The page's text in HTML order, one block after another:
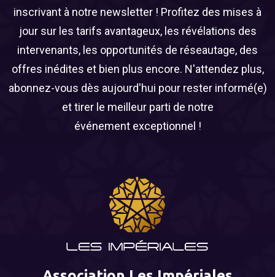
inscrivant à notre newsletter ! Profitez des mises à
jour sur les tarifs avantageux, les révélations des
intervenants, les opportunités de réseautage, des
offres inédites et bien plus encore. N'attendez plus,
abonnez-vous dès aujourd'hui pour rester informé(e)
et tirer le meilleur parti de notre
événement exceptionnel !